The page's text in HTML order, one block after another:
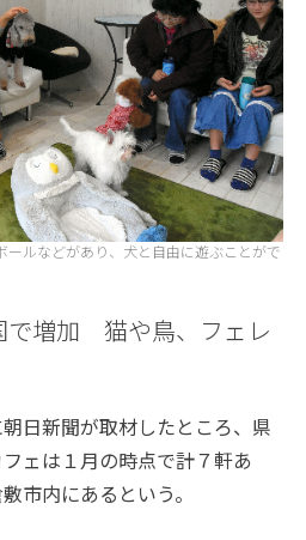
ールなどがあり、犬と自由に遊ぶことがで
増加 猫や鳥、フェレ
日新聞が取材したところ、県
ェは１月の時点で計７軒あ
市内にあるという。